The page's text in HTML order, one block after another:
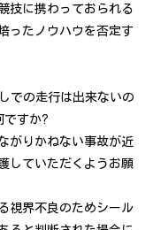
技に携わっておられる
ったノウハウを否定す
での走行は出来ないの
ですか?
がりかねない事故が近
していただくようお願
視界不良のためシール